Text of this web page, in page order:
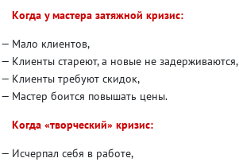
Когда у мастера затяжной кризис:
Мало клиентов,
Клиенты стареют, а новые не задерживаются,
Клиенты требуют скидок,
Мастер боится повышать цены.
Когда «творческий» кризис:
Исчерпал себя в работе,